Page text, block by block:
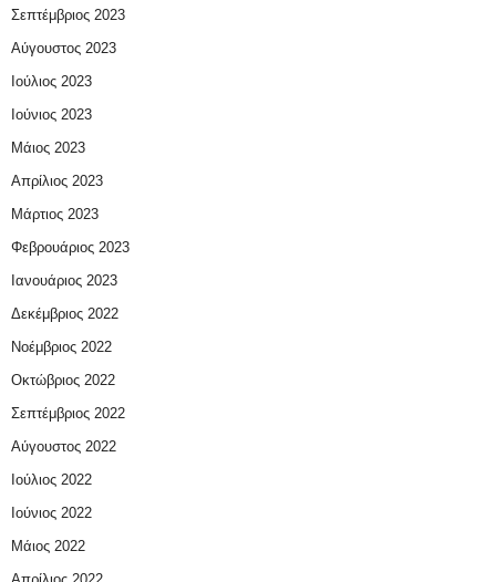
Σεπτέμβριος 2023
Αύγουστος 2023
Ιούλιος 2023
Ιούνιος 2023
Μάιος 2023
Απρίλιος 2023
Μάρτιος 2023
Φεβρουάριος 2023
Ιανουάριος 2023
Δεκέμβριος 2022
Νοέμβριος 2022
Οκτώβριος 2022
Σεπτέμβριος 2022
Αύγουστος 2022
Ιούλιος 2022
Ιούνιος 2022
Μάιος 2022